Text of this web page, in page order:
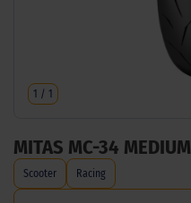
1 / 1
MITAS MC-34 MEDIUM
Scooter Racing